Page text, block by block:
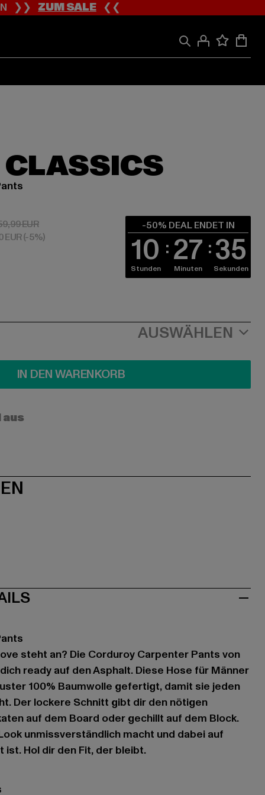
❯❯ZUM SALE❮❮
EUR
EURAktionspreis: 59,99 EUR
EUR(-5%)
-50% DEAL ENDET IN
10
Stunden 27
Minuten 35
Sekunden
AUSWÄHLEN
IN DEN WARENKORB
steht an? Die Corduroy Carpenter Pants von
ready auf den Asphalt. Diese Hose für Männer
100% Baumwolle gefertigt, damit sie jeden
Der lockere Schnitt gibt dir den nötigen
auf dem Board oder gechillt auf dem Block.
unmissverständlich macht und dabei auf
Hol dir den Fit, der bleibt.